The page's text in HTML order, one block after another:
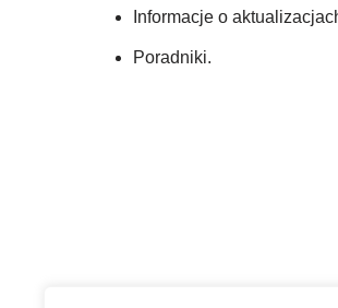
Informacje o
Poradniki.